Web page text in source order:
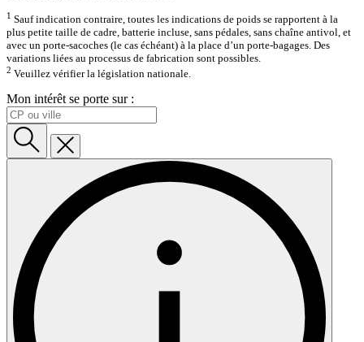
1 Sauf indication contraire, toutes les indications de poids se rapportent à la
plus petite taille de cadre, batterie incluse, sans pédales, sans chaîne antivol, et
avec un porte-sacoches (le cas échéant) à la place d’un porte-bagages. Des
variations liées au processus de fabrication sont possibles.
2 Veuillez vérifier la législation nationale.
Mon intérêt se porte sur :